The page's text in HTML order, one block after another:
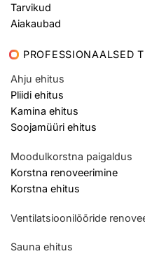
Tarvikud
Aiakaubad
PROFESSIONAALSED
Ahju ehitus
Pliidi ehitus
Kamina ehitus
Soojamüüri ehitus
Moodulkorstna paigaldus
Korstna renoveerimine
Korstna ehitus
Ventilatsioonilõõride
Sauna ehitus